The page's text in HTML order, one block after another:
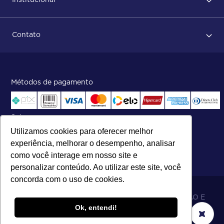
Utilizamos cookies para oferecer melhor
experiência, melhorar o desempenho, analisar
como você interage em nosso site e
personalizar conteúdo. Ao utilizar este site, você
concorda com o uso de cookies.
Ok, entendi!
Status do pedido e acompanhamento da entrega
ISO
Contato
Central de atendimento:
Telefone:(27) 2121-9000
Segunda a Sexta das 8h às 17h30
Métodos de pagamento
Selos
06.698.001/0002-19 - MB 5 COMÉRCIO IMPORTAÇÃO E
EXPORTAÇÃO LTDA - SOARES ATACADO DISTRIBUIDOR.